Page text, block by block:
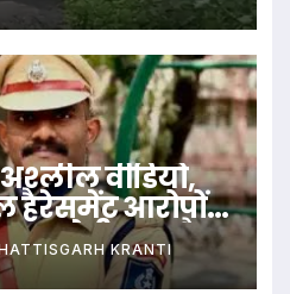
अश्लील वीडियो,
हैरेसमेंट आरोपों
रेड्डी IPS कौन
KRANTI